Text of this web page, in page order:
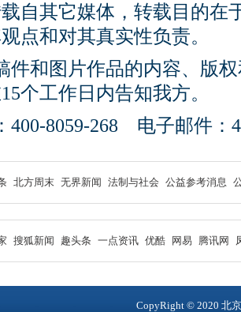
自其它媒体，转载目的在
点和对其真实性负责。
件和图片作品的内容、版
个工作日内告知我方。
400-8059-268 电子邮件：
北方周末 无界新闻 法制与社会 公益参考消息
搜狐新闻 趣头条 一点资讯 优酷 网易 腾讯网
CopyRight © 2020 北